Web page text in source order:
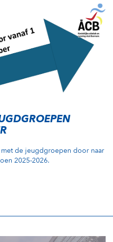
met de jeugdgroepen door naar
2025-2026.